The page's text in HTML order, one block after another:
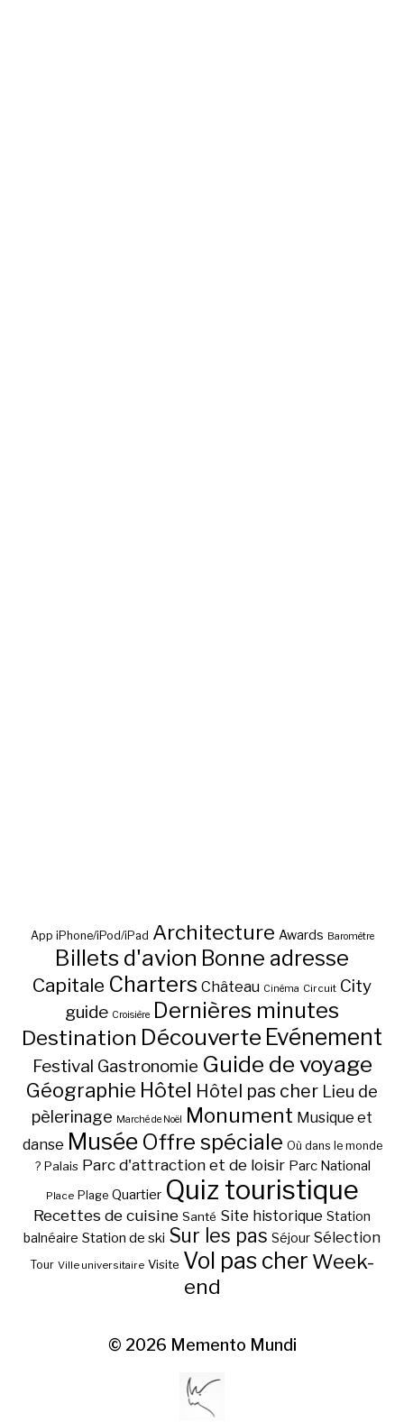
App iPhone/iPod/iPad Architecture Awards Baromètre
Billets d'avion Bonne adresse
Capitale Charters Château Cinéma Circuit City
guide Croisière Dernières minutes
Destination Découverte Evénement
Festival Gastronomie Guide de voyage
Géographie Hôtel Hôtel pas cher Lieu de
pèlerinage Marché de Noël Monument Musique et
danse Musée Offre spéciale Où dans le monde
? Palais Parc d'attraction et de loisir Parc National
Place Plage Quartier Quiz touristique
Recettes de cuisine Santé Site historique Station
balnéaire Station de ski Sur les pas Séjour Sélection
Tour Ville universitaire Visite Vol pas cher Week-
end
© 2026 Memento Mundi